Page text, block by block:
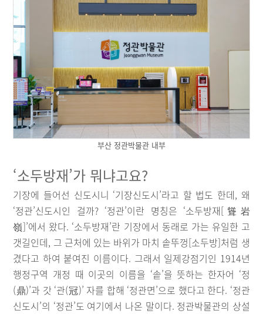
부산 정관박물관 내부
‘소두방재’가 뭐냐고요?
기장에 들어선 신도시니 ‘기장신도시’라고 할 법도 한데, 왜
‘정관’신도시인 걸까? ‘정관’이란 명칭은 ‘소두방재[聳岩
嶺]’에서 왔다. ‘소두방재’란 기장에서 동래로 가는 유일한 고
갯길인데, 그 근처에 있는 바위가 마치 솥뚜껑[소두방]처럼 생
겼다고 하여 붙여진 이름이다. 그래서 일제강점기인 1914년
행정구역 개정 때 이곳의 이름을 ‘솥’을 뜻하는 한자어 ‘정
(鼎)’과 갓 ‘관(冠)’ 자를 합해 ‘정관면’으로 했다고 한다. ‘정관
신도시’의 ‘정관’도 여기에서 나온 말이다. 정관박물관의 상설